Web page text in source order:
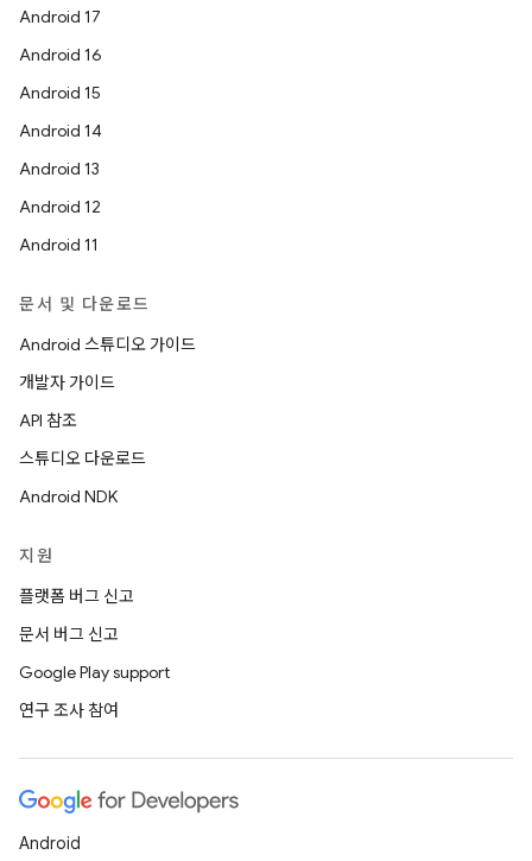
Android 17
Android 16
Android 15
Android 14
Android 13
Android 12
Android 11
문서 및 다운로드
Android 스튜디오 가이드
개발자 가이드
API 참조
스튜디오 다운로드
Android NDK
지원
플랫폼 버그 신고
문서 버그 신고
Google Play support
연구 조사 참여
Android